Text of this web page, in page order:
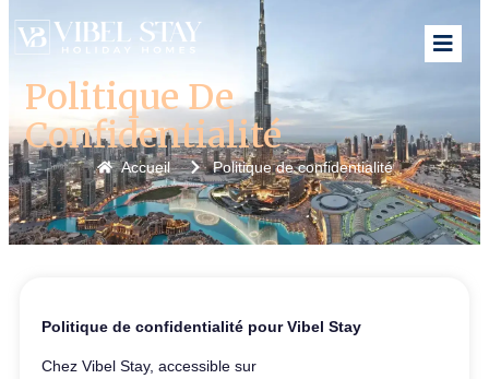
Politique De
Confidentialité
Accueil Politique de confidentialité
Politique de confidentialité pour Vibel Stay
Chez Vibel Stay, accessible sur